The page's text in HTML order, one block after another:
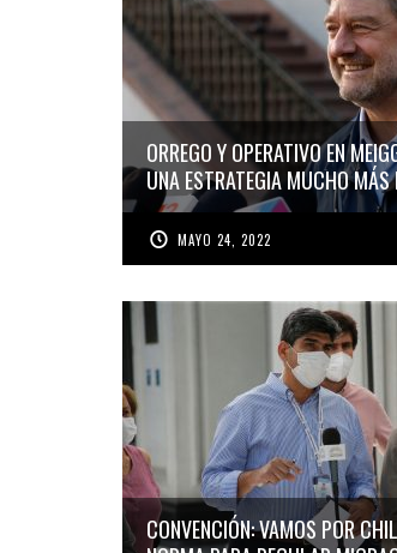
ORREGO Y OPERATIVO EN
UNA ESTRATEGIA MUCHO MÁS
MAYO 24, 2022
CONVENCIÓN: VAMOS POR